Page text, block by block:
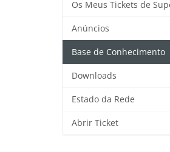
Os Meus Tickets de
Anúncios
Base de Conhecimento
Downloads
Estado da Rede
Abrir Ticket